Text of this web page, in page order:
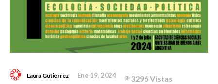
Laura Gutiérrez Ene 19, 2024 3296 Vistas